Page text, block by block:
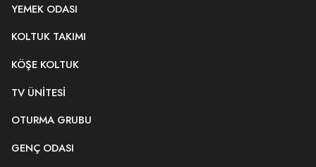
YEMEK ODASI
KOLTUK TAKIMI
KÖŞE KOLTUK
TV ÜNITESI
OTURMA GRUBU
GENÇ ODASI